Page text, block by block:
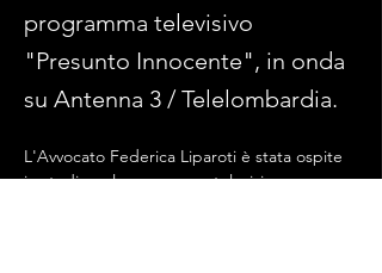
programma televisivo
"Presunto Innocente", in onda
su Antenna 3 / Telelombardia.
L'Avvocato Federica Liparoti è stata ospite
in studio nel programma televisivo